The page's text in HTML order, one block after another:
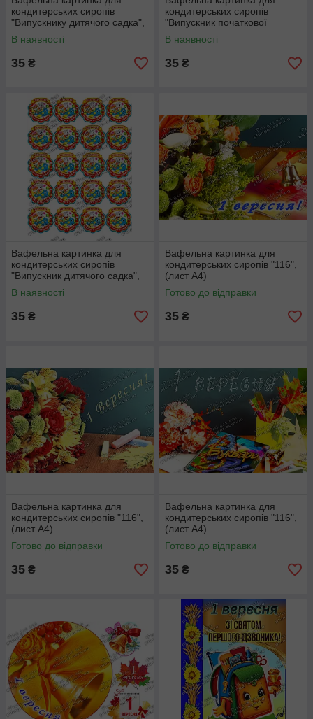
кондитерських сиропів
"Випускнику дитячого садка",
(лист А4)
В наявності
35 ₴
кондитерських сиропів
"Випускник початкової
школи", (лист А4)
В наявності
35 ₴
Вафельна картинка для
кондитерських сиропів
"Випускник дитячого садка",
(лист А4)
В наявності
35 ₴
Вафельна картинка для
кондитерських сиропів "116",
(лист А4)
Готово до відправки
35 ₴
Вафельна картинка для
кондитерських сиропів "116",
(лист А4)
Готово до відправки
35 ₴
Вафельна картинка для
кондитерських сиропів "116",
(лист А4)
Готово до відправки
35 ₴